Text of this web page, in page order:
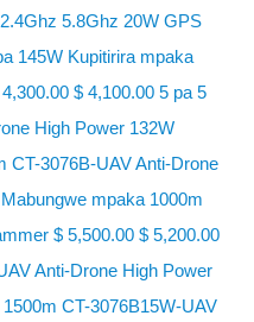
5.8Ghz 20W GPS
145W Kupitirira mpaka
$ 4,100.00 5 pa 5
High Power 132W
CT-3076B-UAV Anti-Drone
mpaka 1000m
$ 5,500.00 $ 5,200.00
Anti-Drone High Power
CT-3076B15W-UAV